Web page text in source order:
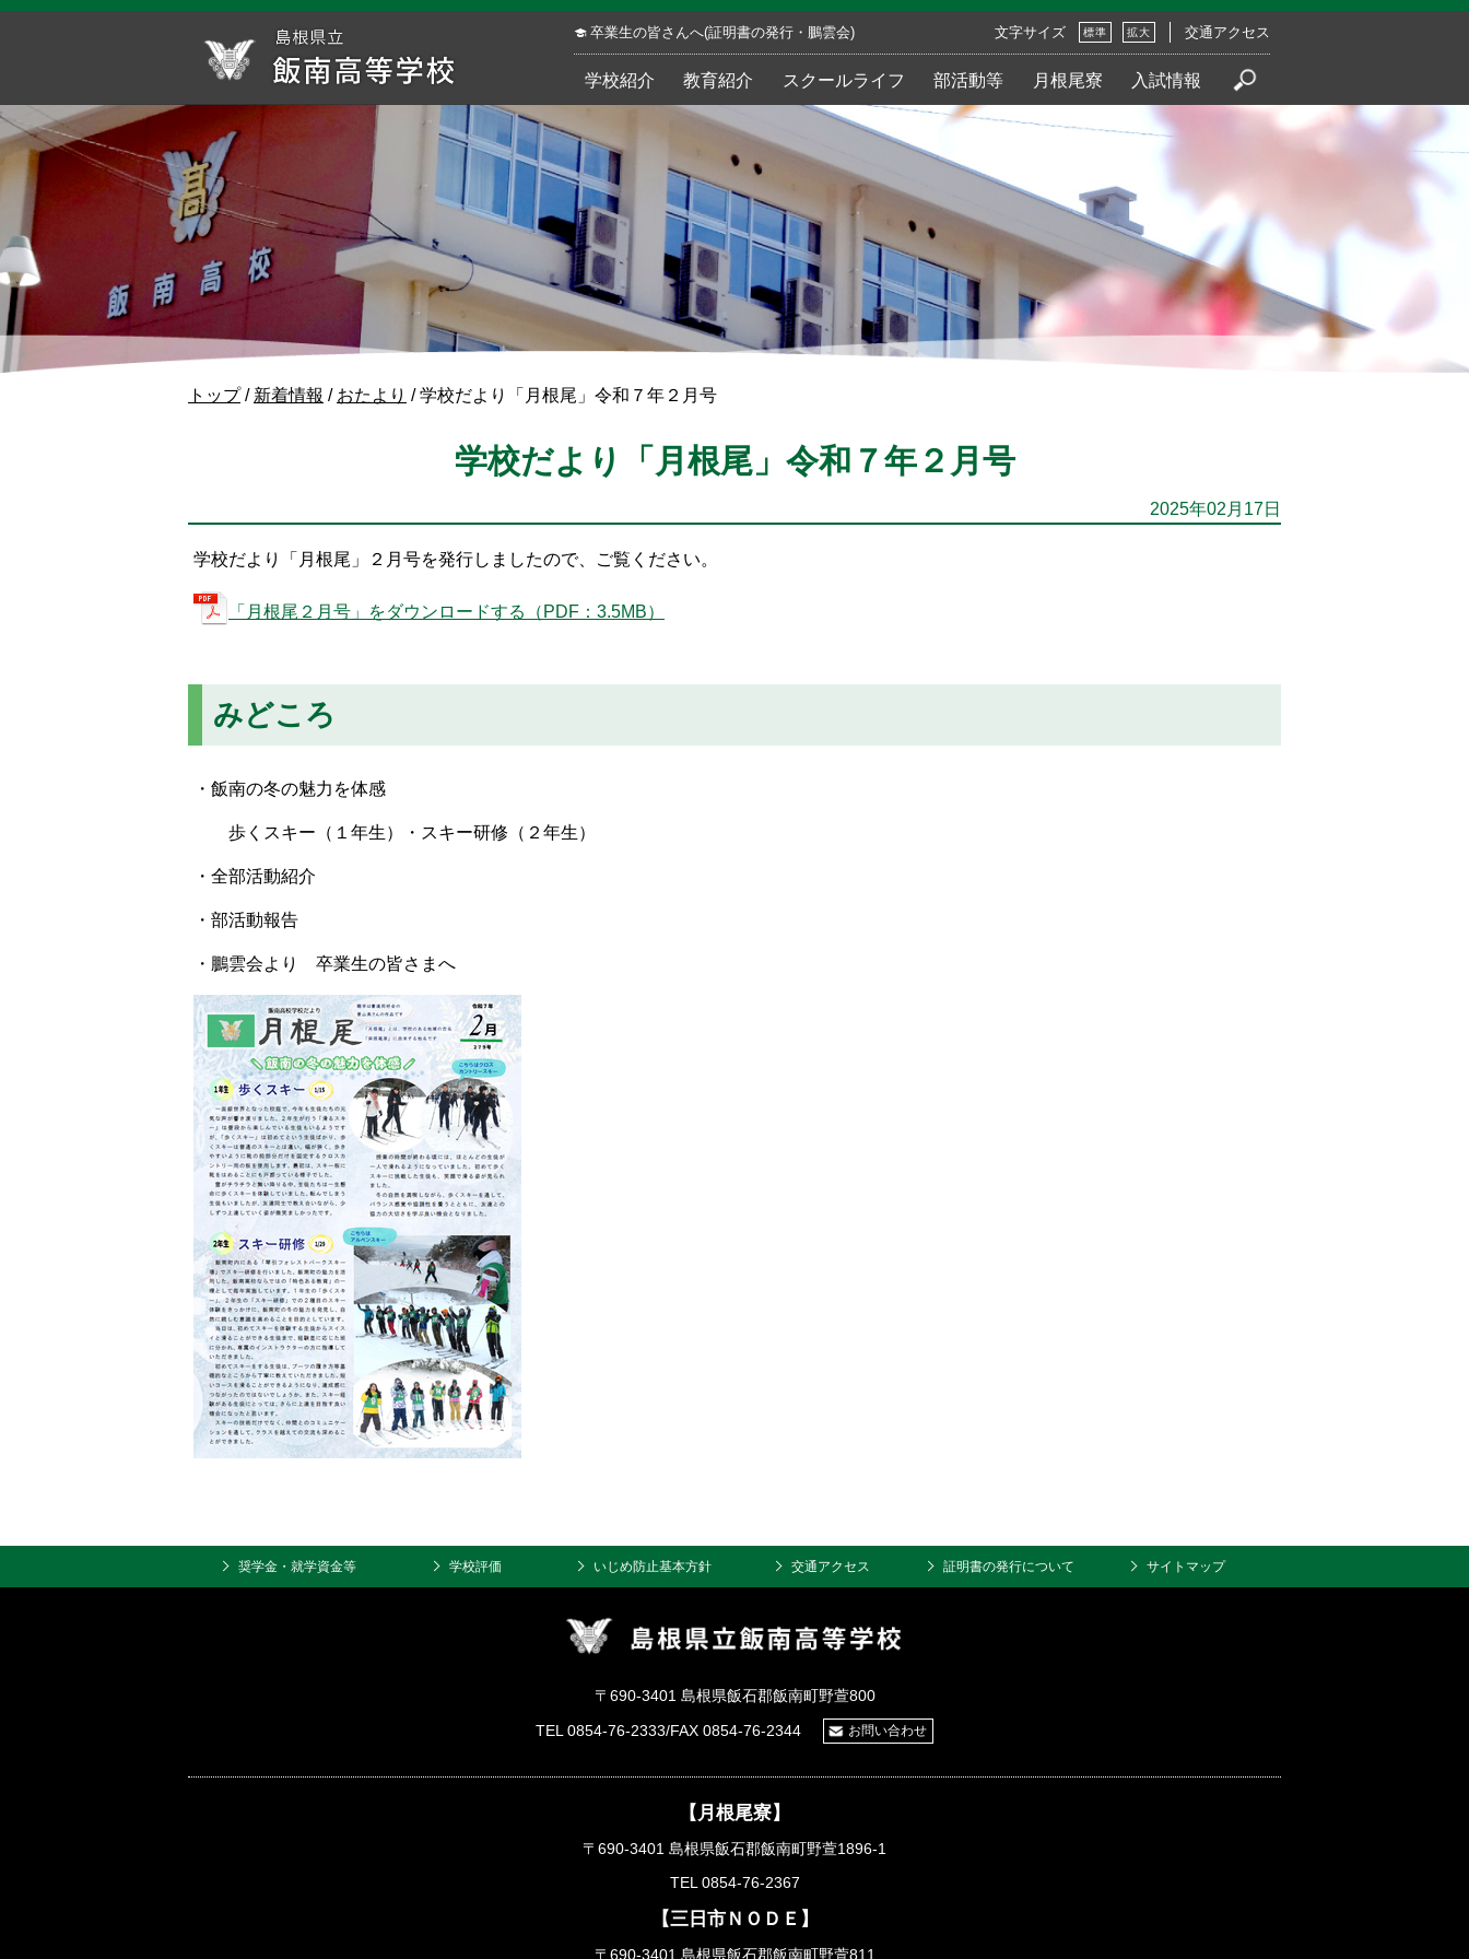
このページの本文へ
卒業生の皆さんへ(証明書の発行・鵬雲会) 文字サイズ 標準 拡大 交通アクセス
学校紹介 教育紹介 スクールライフ 部活動等 月根尾寮 入試情報
現
トップ/ 新着情報 / おたより /学校だより「月根尾」令和７年２月号
学校だより「月根尾」令和７年２月号
2025年02月17日
学校だより「月根尾」２月号を発行しましたので、ご覧ください。
「月根尾２月号」をダウンロードする（PDF：3.5MB）
みどころ
・飯南の冬の魅力を体感
歩くスキー（１年生）・スキー研修（２年生）
・全部活動紹介
・部活動報告
・鵬雲会より 卒業生の皆さまへ
奨学金・就学資金等 学校評価 いじめ防止基本方針 交通アクセス 証明書の発行について サイトマップ
〒690-3401 島根県飯石郡飯南町野萱800
TEL 0854-76-2333/FAX 0854-76-2344
お問い合わせ
【月根尾寮】
〒690-3401 島根県飯石郡飯南町野萱1896-1
TEL 0854-76-2367
【三日市ＮＯＤＥ】
〒690-3401 島根県飯石郡飯南町野萱811